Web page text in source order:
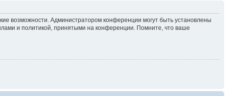
возможности. Администратором конференции могут быть установлены
и политикой, принятыми на конференции. Помните, что ваше